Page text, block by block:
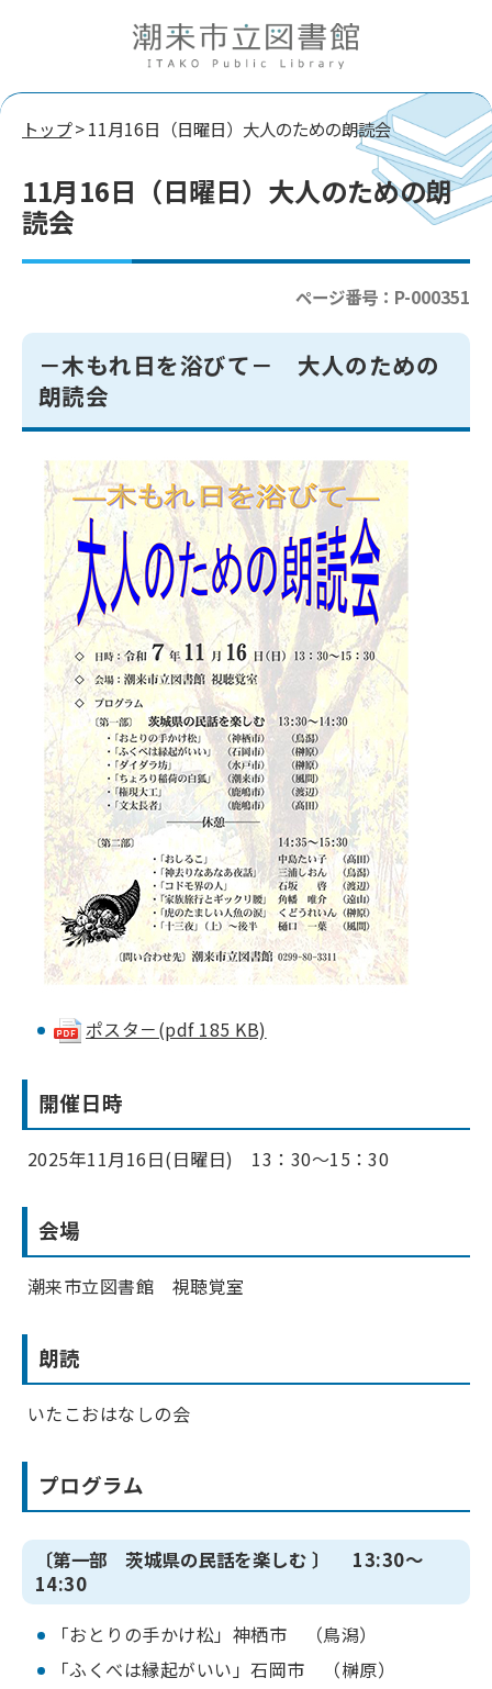
トップ> 11月16日（日曜日）大人のための朗読会
11月16日（日曜日）大人のための朗
読会
ページ番号：P-000351
－木もれ日を浴びて－ 大人のための
朗読会
ポスタ－(pdf 185 KB)
開催日時
2025年11月16日(日曜日) 13：30～15：30
会場
潮来市立図書館 視聴覚室
朗読
いたこおはなしの会
プログラム
〔第一部 茨城県の民話を楽しむ 〕 13:30～
14:30
「おとりの手かけ松」神栖市 （鳥潟）
「ふくべは縁起がいい」石岡市 （榊原）